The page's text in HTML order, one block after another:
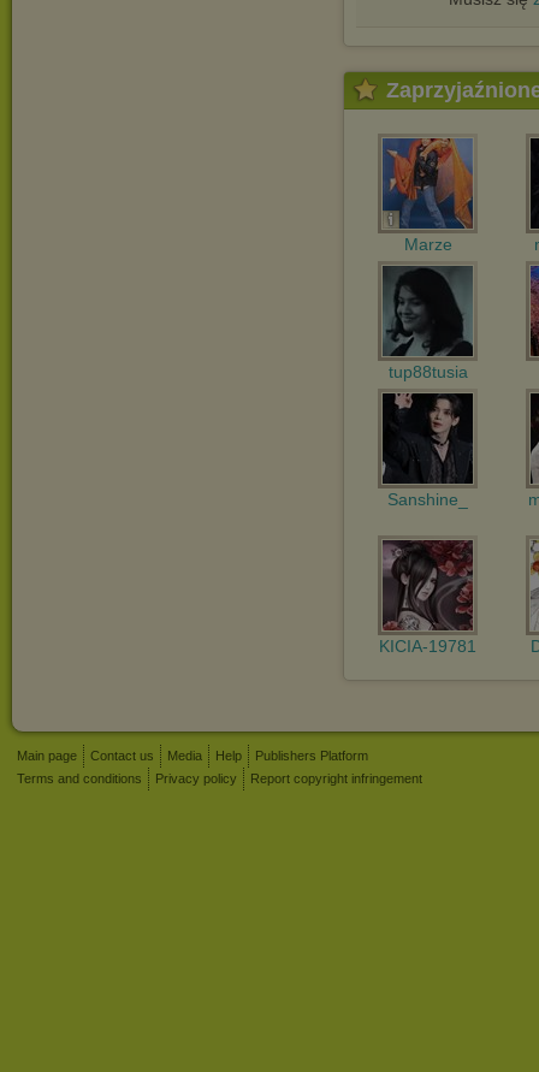
Marze
tup88tusia
Sanshine_
KICIA-19781
Main page Contact us Media Help
Publishers Platform
Terms and conditions
Privacy policy Report copyright infringement